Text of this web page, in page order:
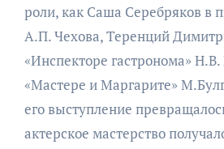
роли, как Саша Серебряков в
А.П. Чехова, Теренций
«Инспекторе гастронома»
«Мастере и Маргарите»
его выступление
актерское мастерство